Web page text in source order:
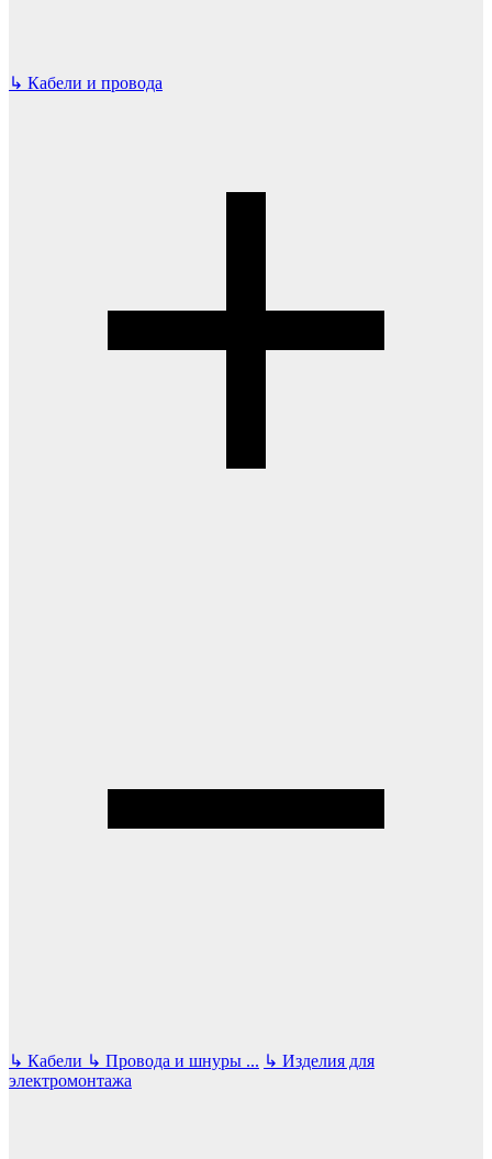
↳ Кабели и провода
↳ Кабели ↳ Провода и шнуры ... ↳ Изделия для
электромонтажа